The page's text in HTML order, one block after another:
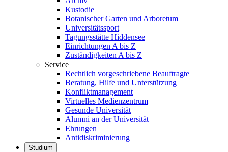
Kustodie
Botanischer Garten und Arboretum
Universitätssport
Tagungsstätte Hiddensee
Einrichtungen A bis Z
Zuständigkeiten A bis Z
Service
Rechtlich vorgeschriebene Beauftragte
Beratung, Hilfe und Unterstützung
Konfliktmanagement
Virtuelles Medienzentrum
Gesunde Universität
Alumni an der Universität
Ehrungen
Antidiskriminierung
Studium